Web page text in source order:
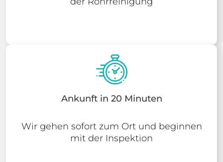
Ankunft in 20 Minuten
Wir gehen sofort zum Ort und beginnen
mit der Inspektion